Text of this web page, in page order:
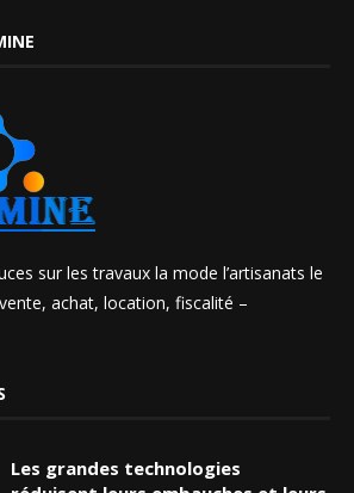
sur les travaux la mode l’artisanats le
achat, location, fiscalité –
Les grandes technologies